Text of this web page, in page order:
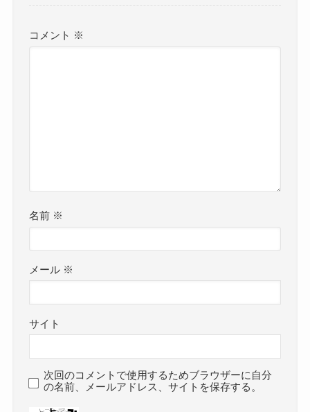
コメント ※
名前 ※
メール ※
サイト
次回のコメントで使用するためブラウザーに自分
の名前、メールアドレス、サイトを保存する。